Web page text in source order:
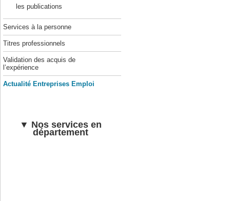
les publications
Services à la personne
Titres professionnels
Validation des acquis de
l’expérience
Actualité Entreprises Emploi
▼ Nos services en
département